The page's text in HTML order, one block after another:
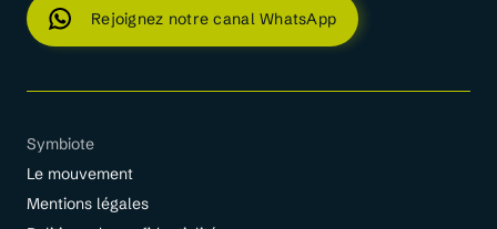
Rejoignez notre canal WhatsApp
Symbiote
Le mouvement
Mentions légales